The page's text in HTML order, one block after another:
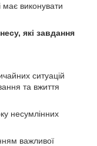
має виконувати
які завдання
ситуацій
та вжиття
несумлінних
важливої